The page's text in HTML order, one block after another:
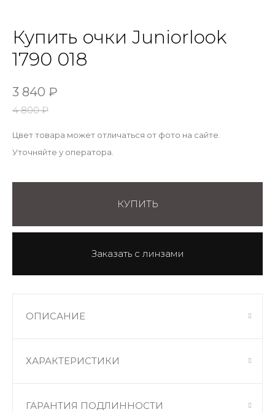
Купить очки Juniorlook
1790 018
3 840 ₽
4 800₽
Цвет товара может отличаться от фото на сайте.
Уточняйте у оператора.
КУПИТЬ
ОПИСАНИЕ
ХАРАКТЕРИСТИКИ
ГАРАНТИЯ ПОДЛИННОСТИ